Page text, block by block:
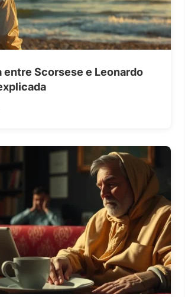
entre Scorsese e Leonardo